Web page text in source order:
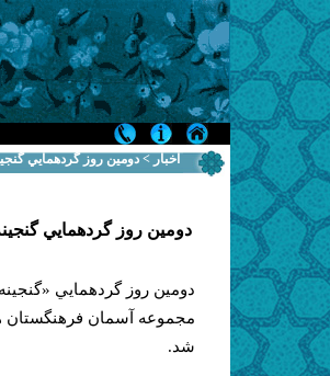
اخبار > دومين روز گردهمايي
دومين روز گردهمايي
دومين روز گردهمايي
شد.